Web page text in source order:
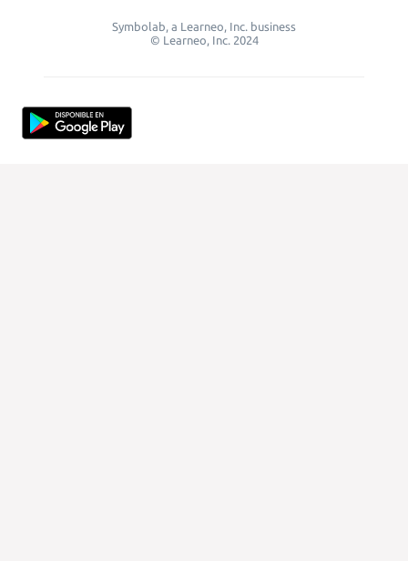
Symbolab, a Learneo, Inc. business
© Learneo, Inc. 2024